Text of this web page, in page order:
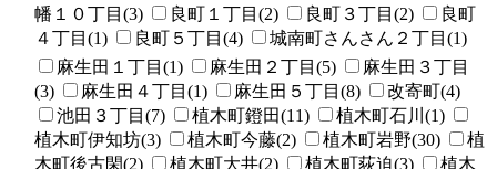
幡１０丁目(3)
良町１丁目(2) 良町３丁目(2)
良町
４丁目(1)
良町５丁目(4) 城南町さんさん２丁目(1)
麻生田１丁目(1) 麻生田２丁目(5)
麻生田３丁目
(3)
麻生田４丁目(1) 麻生田５丁目(8)
改寄町(4)
池田３丁目(7)
植木町鐙田(11)
植木町石川(1)
植木町伊知坊(3)
植木町今藤(2) 植木町岩野(30)
植
木町後古閑(2)
植木町大井(2) 植木町荻迫(3)
植木